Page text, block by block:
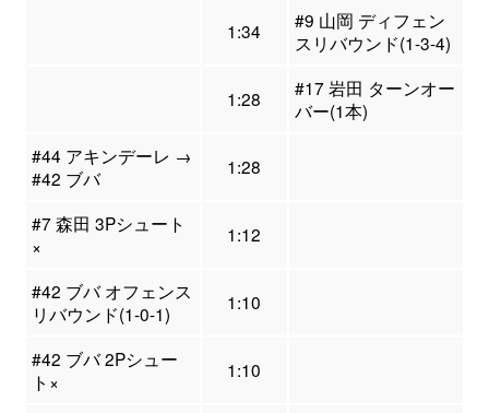
1:34
#9 山岡 ディフェン
スリバウンド(1-3-4)
1:28
#17 岩田 ターンオー
バー(1本)
#44 アキンデーレ →
#42 ブバ
1:28
#7 森田 3Pシュート
×
1:12
#42 ブバ オフェンス
リバウンド(1-0-1)
1:10
#42 ブバ 2Pシュー
ト×
1:10